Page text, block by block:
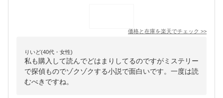
価格と在庫を楽天でチェック >>
りいど(40代・女性)
私も購入して読んでどはまりしてるのですがミステリー
で探偵ものでゾクゾクする小説で面白いです。一度は読
むべきですね。